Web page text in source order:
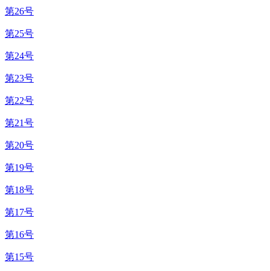
第26号
第25号
第24号
第23号
第22号
第21号
第20号
第19号
第18号
第17号
第16号
第15号